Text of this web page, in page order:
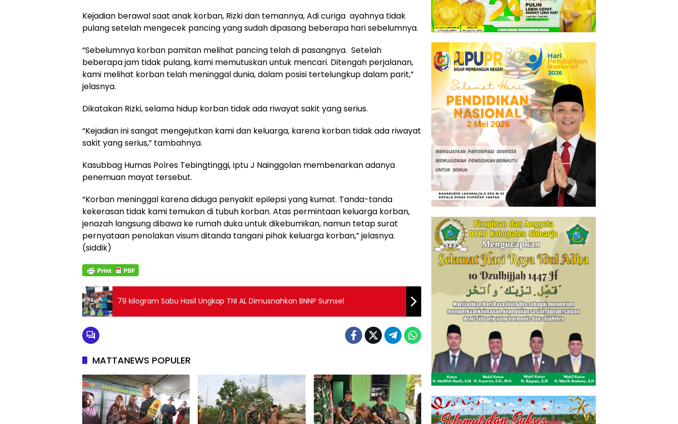
Kejadian berawal saat anak korban, Rizki dan temannya, Adi curiga ayahnya tidak
pulang setelah mengecek pancing yang sudah dipasang beberapa hari sebelumnya.
“Sebelumnya korban pamitan melihat pancing telah di pasangnya. Setelah
beberapa jam tidak pulang, kami memutuskan untuk mencari. Ditengah perjalanan,
kami melihat korban telah meninggal dunia, dalam posisi tertelungkup dalam parit,”
jelasnya.
Dikatakan Rizki, selama hidup korban tidak ada riwayat sakit yang serius.
“Kejadian ini sangat mengejutkan kami dan keluarga, karena korban tidak ada riwayat
sakit yang serius,” tambahnya.
Kasubbag Humas Polres Tebingtinggi, Iptu J Nainggolan membenarkan adanya
penemuan mayat tersebut.
“Korban meninggal karena diduga penyakit epilepsi yang kumat. Tanda-tanda
kekerasan tidak kami temukan di tubuh korban. Atas permintaan keluarga korban,
jenazah langsung dibawa ke rumah duka untuk dikebumikan, namun tetap surat
pernyataan penolakan visum ditanda tangani pihak keluarga korban,” jelasnya.
(siddik)
79 kilogram Sabu Hasil Ungkap TNI AL Dimusnahkan BNNP Sumsel
MATTANEWS POPULER